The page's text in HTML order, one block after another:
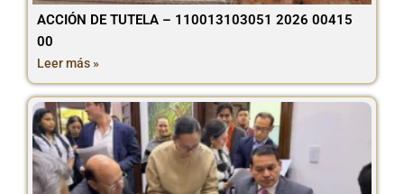
ACCIÓN DE TUTELA – 110013103051 2026 00415
00
Leer más »